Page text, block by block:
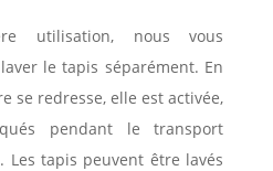
utilisation, nous vous
le tapis séparément. En
se redresse, elle est activée,
pendant le transport
Les tapis peuvent être lavés